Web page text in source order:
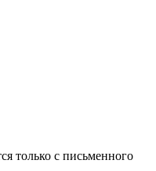
только с письменного